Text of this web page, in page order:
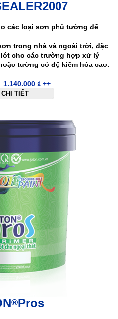
các loại sơn phủ tường để
trong nhà và ngoài trời, đặc
cho các trường hợp xử lý
tường có độ kiềm hóa cao.
1.140.000 ₫++
TIẾT
®Pros